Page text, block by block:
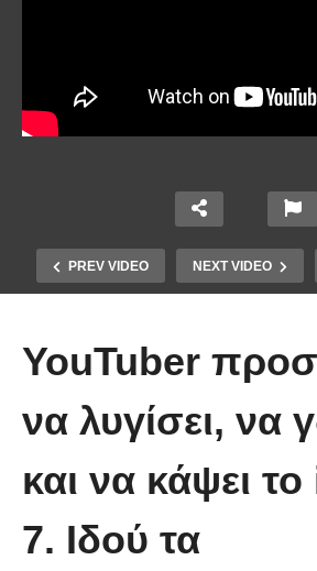
PREV VIDEO NEXT VIDEO
πρώτη στιγμή και
νοηματική με ένα μικρό
YouTuber
να λυγίσει, να
και να κάψει
7. Ιδού τα